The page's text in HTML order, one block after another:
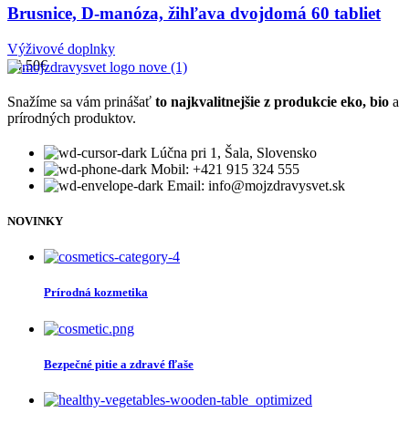
Brusnice, D-manóza, žihľava dvojdomá 60 tabliet
Výživové doplnky
14.50€
Snažíme sa vám prinášať to najkvalitnejšie z produkcie eko, bio a
prírodných produktov.
Lúčna pri 1, Šala, Slovensko
Mobil: +421 915 324 555
Email: info@mojzdravysvet.sk
NOVINKY
Prírodná kozmetika
Bezpečné pitie a zdravé fľaše